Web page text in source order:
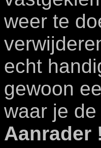
weer te
echt
gewoon
waar je
Aanrader